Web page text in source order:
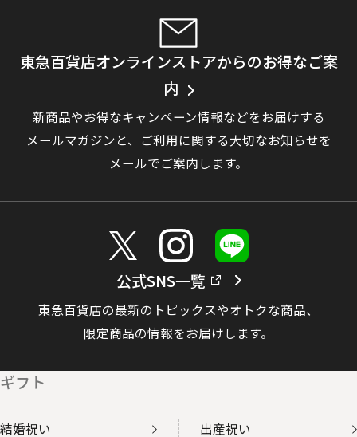
東急百貨店オンラインストアからのお得なご案
内
新商品やお得なキャンペーン情報などをお届けする
メールマガジンと、
ご利用に関する大切なお知らせを
メールでご案内します。
公式SNS一覧
東急百貨店の最新のトピックスやオトクな商品、
限定商品の情報をお届けします。
ギフト
結婚祝い
出産祝い